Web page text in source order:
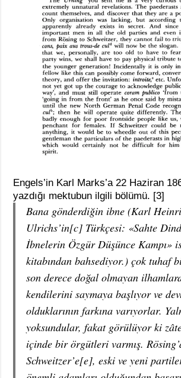
Engels’in Karl Marks’a 22 Haziran
yazdığı mektubun ilgili bölümü. [3]
Bana gönderdiğin ibne (Karl
Ulrichs’in[c] Türkçesi: «Sahte
İbnelerin Özgür Düşünce Kampı»
kitabından bahsediyor.) çok tuhaf
son derece doğal olmayan
kendilerini saymaya başlıyor ve
olduklarının farkına varıyorlar.
yoksundular, fakat görülüyor ki
içinde bir örgütleri varmış.
Schweitzer’e[e], eski ve yeni